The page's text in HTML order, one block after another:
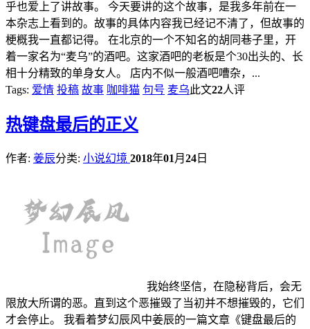
乎也爱上了讲故事。 今天要讲的这个故事，是我多年前在一
本杂志上看到的。故事的具体内容我已经记不清了，但故事的
梗概我一直都记得。 在北京的一个不知名的胡同巷子里，开
着一家名为“麦乌”的酒吧。这家酒吧的老板是个30出头的、长
相十分精致的单身女人。 店内不似一般酒吧嘈杂，...
Tags: 爱情 投稿 故事 咖啡猫 句号 麦乌此文22人评
热键盘最后的正义
作者: 姜辰分类: 小说幻境 2018年01 月 24 日
我始终坚信，在隐秘背后，会无
限放大所谓的恶。直到这个恶摧毁了当初并不想摧毁的，它们
才会停止。 我看着梦幻辰风中姜辰的一篇文章《键盘最后的